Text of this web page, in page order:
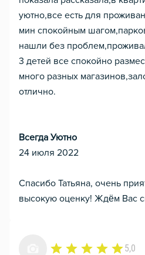
уютно,все есть для
мин спокойным
нашли без
3 детей все спокойно
много разных
отлично.
Всегда Уютно
24 июля 2022
Спасибо Татьяна, очень
высокую оценку! Ждём Вас
5,0